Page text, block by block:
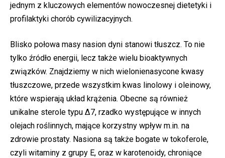
jednym z kluczowych elementów nowoczesnej dietetyki i
profilaktyki chorób cywilizacyjnych.
Blisko połowa masy nasion dyni stanowi tłuszcz. To nie
tylko źródło energii, lecz także wielu bioaktywnych
związków. Znajdziemy w nich wielonienasycone kwasy
tłuszczowe, przede wszystkim kwas linolowy i oleinowy,
które wspierają układ krążenia. Obecne są również
unikalne sterole typu ∆7, rzadko występujące w innych
olejach roślinnych, mające korzystny wpływ m.in. na
zdrowie prostaty. Nasiona są także bogate w tokoferole,
czyli witaminy z grupy E, oraz w karotenoidy, chroniące